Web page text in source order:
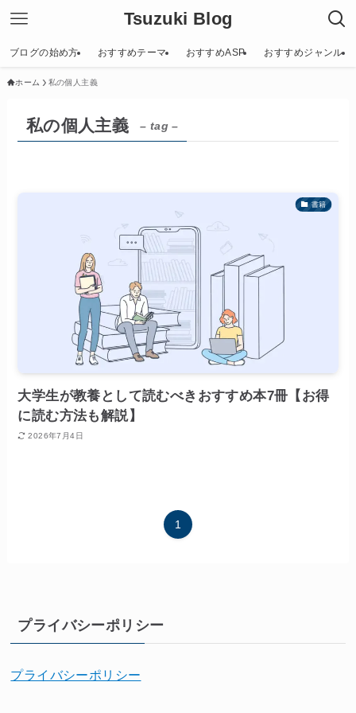
Tsuzuki Blog
ブログの始め方 おすすめテーマ おすすめASP おすすめジャンル
ホーム 私の個人主義
私の個人主義 – tag –
書籍
大学生が教養として読むべきおすすめ本7冊【お得
に読む方法も解説】
2026年7月4日
1
プライバシーポリシー
プライバシーポリシー